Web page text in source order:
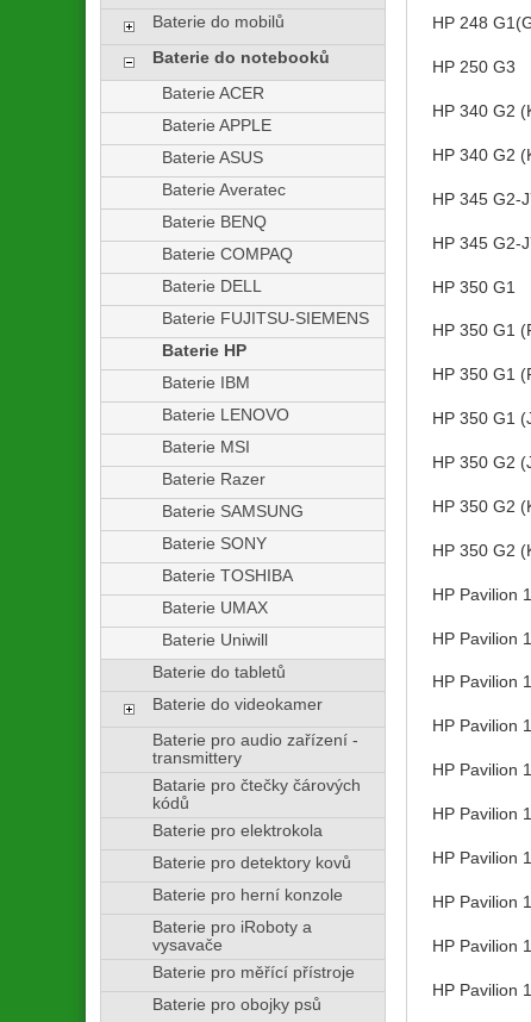
HP 248
HP 250 G3
HP 340 G2
HP 340 G2
HP 345 G2-
HP 345 G2-
HP 350 G1
HP 350 G1
HP 350 G1
HP 350 G1
HP 350 G2
HP 350 G2
HP 350 G2
HP Pavilion
HP Pavilion
HP Pavilion
HP Pavilion
HP Pavilion
HP Pavilion
HP Pavilion
HP Pavilion
HP Pavilion
HP Pavilion
Baterie do mobilů
Baterie do notebooků
Baterie ACER
Baterie APPLE
Baterie ASUS
Baterie Averatec
Baterie BENQ
Baterie COMPAQ
Baterie DELL
Baterie FUJITSU-SIEMENS
Baterie HP
Baterie IBM
Baterie LENOVO
Baterie MSI
Baterie Razer
Baterie SAMSUNG
Baterie SONY
Baterie TOSHIBA
Baterie UMAX
Baterie Uniwill
Baterie do tabletů
Baterie do videokamer
Baterie pro audio zařízení -
transmittery
Batarie pro čtečky čárových
kódů
Baterie pro elektrokola
Baterie pro detektory kovů
Baterie pro herní konzole
Baterie pro iRoboty a
vysavače
Baterie pro měřící přístroje
Baterie pro obojky psů